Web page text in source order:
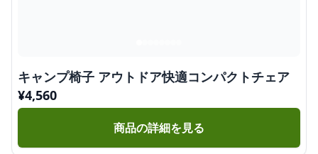
キャンプ椅子 アウトドア快適コンパクトチェア
¥4,560
商品の詳細を見る